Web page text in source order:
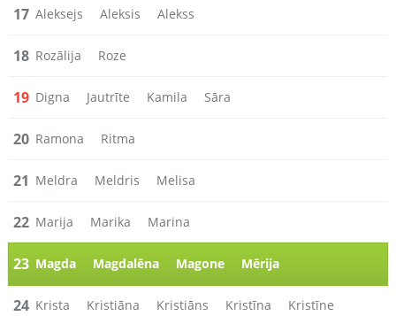
17 Aleksejs Aleksis Alekss
18 Rozālija Roze
19 Digna Jautrīte Kamila Sāra
20 Ramona Ritma
21 Meldra Meldris Melisa
22 Marija Marika Marina
23 Magda Magdalēna Magone Mērija
24 Krista Kristiāna Kristiāns Kristīna Kristīne